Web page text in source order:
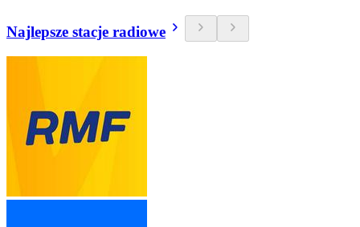
Najlepsze stacje radiowe